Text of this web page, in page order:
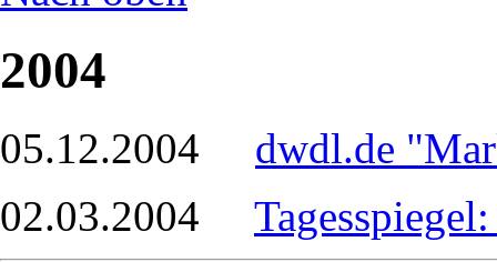
2004
05.12.2004 dwdl.de
02.03.2004